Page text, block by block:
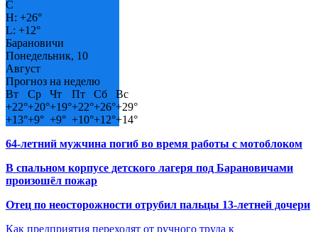
C
H: +26°
L: +12°
Барановичи
Понедельник, 10
Август
Прогноз на неделю
Вт
Ср Чт Пт Сб
Вс
+22°+20°+19°+22°+26°+29°
+13°+9° +9° +10°+12°+14°
64-летний мужчина погиб во время работы с мотоблоком
В спальном корпусе детского лагеря под Барановичами
произошёл пожар
Отец по неосторожности отрубил пальцы 13-летней дочери
Как предприятия переходят от ручного труда к